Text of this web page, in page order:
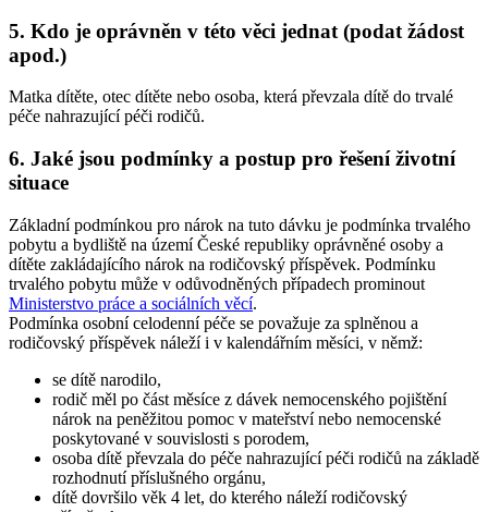
5. Kdo je oprávněn v této věci jednat (podat žádost
apod.)
Matka dítěte, otec dítěte nebo osoba, která převzala dítě do trvalé
péče nahrazující péči rodičů.
6. Jaké jsou podmínky a postup pro řešení životní
situace
Základní podmínkou pro nárok na tuto dávku je podmínka trvalého
pobytu a bydliště na území České republiky oprávněné osoby a
dítěte zakládajícího nárok na rodičovský příspěvek. Podmínku
trvalého pobytu může v odůvodněných případech prominout
Ministerstvo práce a sociálních věcí.
Podmínka osobní celodenní péče se považuje za splněnou a
rodičovský příspěvek náleží i v kalendářním měsíci, v němž:
se dítě narodilo,
rodič měl po část měsíce z dávek nemocenského pojištění
nárok na peněžitou pomoc v mateřství nebo nemocenské
poskytované v souvislosti s porodem,
osoba dítě převzala do péče nahrazující péči rodičů na základě
rozhodnutí příslušného orgánu,
dítě dovršilo věk 4 let, do kterého náleží rodičovský